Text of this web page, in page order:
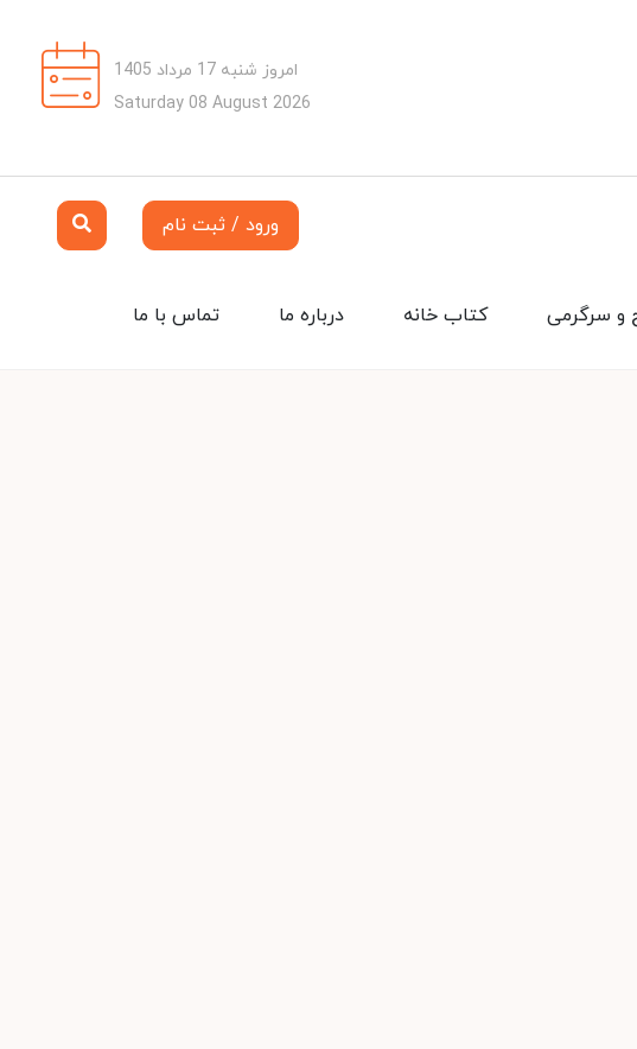
امروز شنبه 17 مرداد 1405
Saturday 08 August 2026
ورود / ثبت نام
تماس با ما درباره ما کتاب خانه و سرگرمی